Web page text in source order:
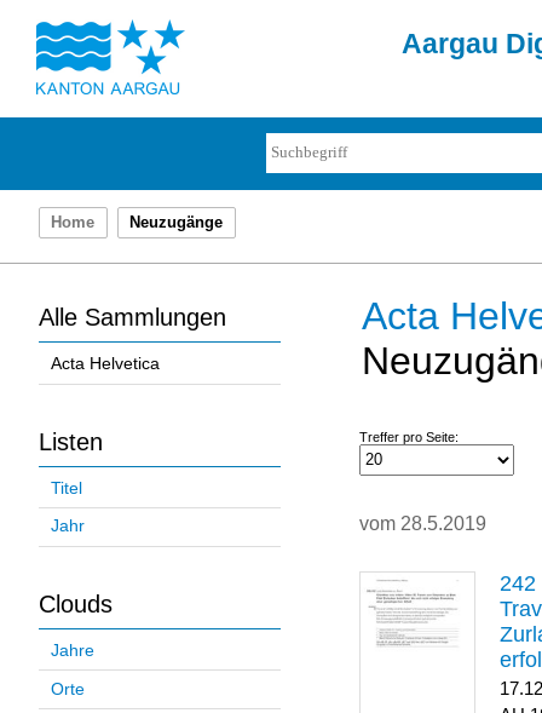
Aargau
Home Neuzugänge
Alle Sammlungen
Acta Helvetica
Listen
Titel
Jahr
Clouds
Jahre
Orte
Acta
Treffer pro Seite:
vom 28.5.2019